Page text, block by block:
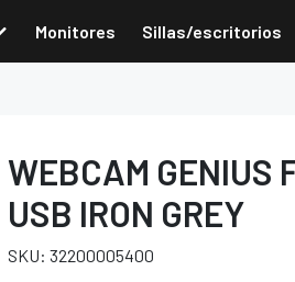
Monitores Sillas/escritorios
WEBCAM GENIUS
USB IRON GREY
SKU: 32200005400